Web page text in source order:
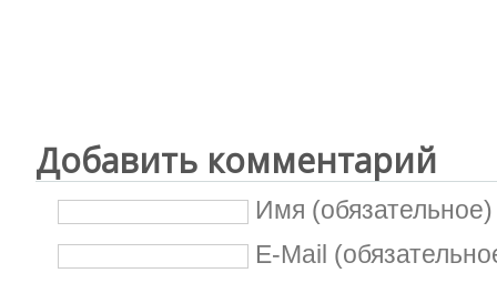
Добавить комментарий
Имя (обязательное)
E-Mail